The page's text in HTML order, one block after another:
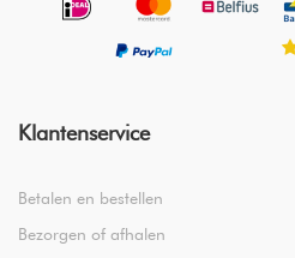
Klantenservice
Betalen en bestellen
Bezorgen of afhalen